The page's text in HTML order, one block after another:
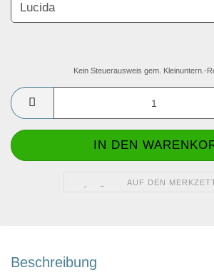
Kein Steuerausweis gem. Kleinuntern.-
AUF DEN
Beschreibung